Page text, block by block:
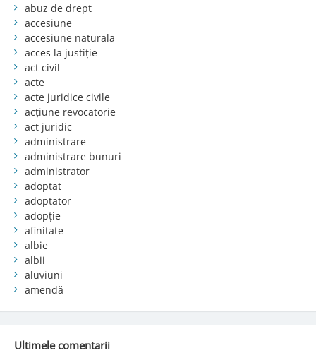
abuz de drept
accesiune
accesiune naturala
acces la justiție
act civil
acte
acte juridice civile
acțiune revocatorie
act juridic
administrare
administrare bunuri
administrator
adoptat
adoptator
adopție
afinitate
albie
albii
aluviuni
amendă
Ultimele comentarii